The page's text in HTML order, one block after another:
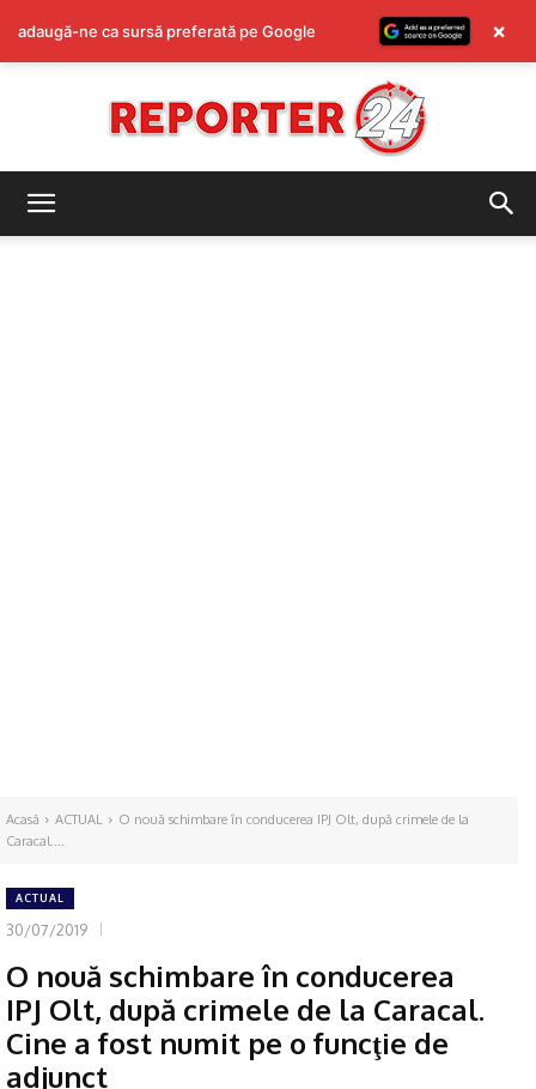
Acasă ACTUAL
O nouă schimbare în conducerea IPJ Olt, după crimele de la
Caracal....
ACTUAL
30/07/2019
O nouă schimbare în conducerea
IPJ Olt, după crimele de la Caracal.
Cine a fost numit pe o funcţie de
adjunct
adaugă-ne ca sursă preferată pe Google ×